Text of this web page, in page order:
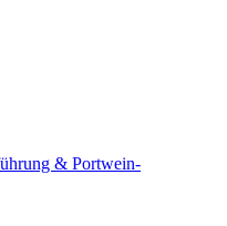
& Portwein-